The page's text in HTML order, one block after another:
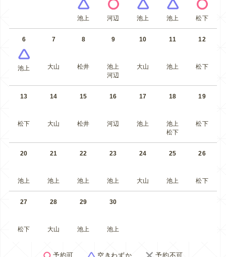
池上 河辺 池上 池上 松下
6
池上
7
大山
8
松井
9
池上
河辺
10
大山
11
池上
12
松下
13
松下
14
大山
15
松井
16
河辺
17
池上
18
池上
松下
19
松下
20
池上
21
池上
22
池上
23
池上
24
大山
25
池上
26
松下
27
松下
28
大山
29
池上
30
池上
予約可 空きわずか 予約不可